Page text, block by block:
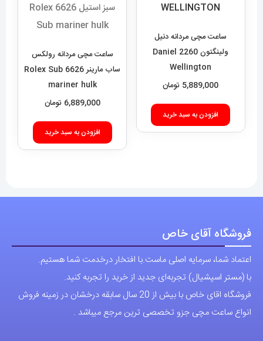
ساعت مچی مردانه دنیل
ولینگتون 2260 Daniel
Wellington
5,889,000 تومان
افزودن به سبد خرید
ساعت مچی مردانه رولکس
ساب مارینر 6626 Rolex Sub
mariner hulk
6,889,000 تومان
افزودن به سبد خرید
فروشگاه آقای خاص
اعتماد شما، سرمایه اصلی ماست.با افتخار درخدمت شما هستیم.
با (مستر اسپشیال) تجربه‌ای جدید از خرید را تجربه کنید.
فروشگاه اقای خاص با بیش از 20 سال سابقه درخشان در زمینه فروش
انواع ساعت مچی جزو تخصصی ترین مرجع میباشد .